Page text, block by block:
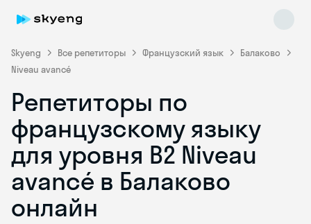
Skyeng Все репетиторы Французский язык
Балаково
Niveau avancé
Репетиторы по
французскому языку
для уровня B2 Niveau
avancé в Балаково
онлайн
Skyeng Chat